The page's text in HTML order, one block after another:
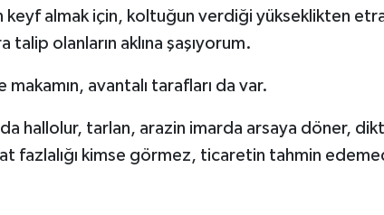
keyf almak için, koltuğun verdiği yükseklikten
olanların aklına şaşıyorum.
avantalı tarafları da var.
hallolur, tarlan, arazin imarda arsaya döner,
fazlalığı kimse görmez, ticaretin tahmin